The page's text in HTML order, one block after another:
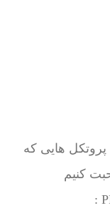
هایی که